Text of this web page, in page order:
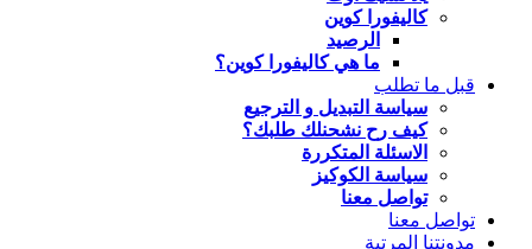
كاليفورا كوين
الرصيد
ما هي كاليفورا كوين؟
قبل ما تطلب
سياسة التبديل و الترجيع
كيف رح نشحنلك طلبك؟
الاسئلة المتكررة
سياسة الكوكيز
تواصل معنا
تواصل معنا
مدونتنا المرتبة